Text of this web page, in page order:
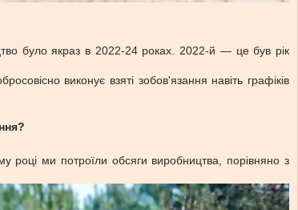
було якраз в 2022-24 роках. 2022-й — це був рік
виконує взяті зобов'язання навіть графіків
ми потроїли обсяги виробництва, порівняно з